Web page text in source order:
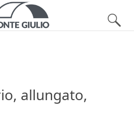
allungato,